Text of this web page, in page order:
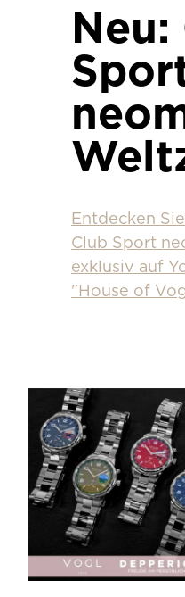
Neu:
Entdecken
Club Sport
exklusiv auf
"House of